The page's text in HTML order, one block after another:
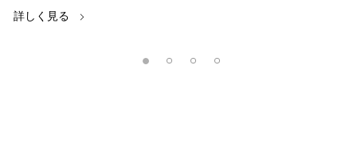
詳しく見る